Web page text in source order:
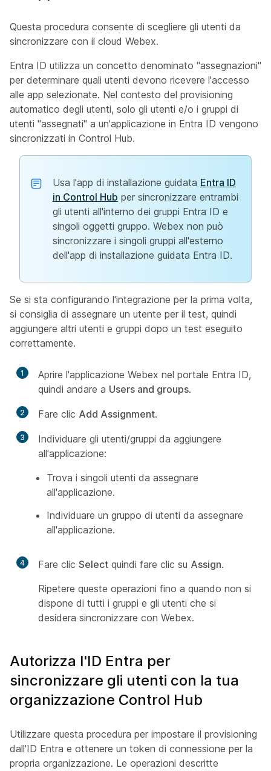
Questa procedura consente di scegliere gli utenti da
sincronizzare con il cloud Webex.
Entra ID utilizza un concetto denominato "assegnazioni"
per determinare quali utenti devono ricevere l'accesso
alle app selezionate. Nel contesto del provisioning
automatico degli utenti, solo gli utenti e/o i gruppi di
utenti "assegnati" a un'applicazione in Entra ID vengono
sincronizzati in Control Hub.
Usa l'app di installazione guidata Entra ID
in Control Hub per sincronizzare entrambi
gli utenti all'interno dei gruppi Entra ID e
singoli oggetti gruppo. Webex non può
sincronizzare i singoli gruppi all'esterno
dell'app di installazione guidata Entra ID.
Se si sta configurando l'integrazione per la prima volta,
si consiglia di assegnare un utente per il test, quindi
aggiungere altri utenti e gruppi dopo un test eseguito
correttamente.
1
Aprire l'applicazione Webex nel portale Entra ID,
quindi andare a Users and groups.
2 Fare clic Add Assignment.
3
Individuare gli utenti/gruppi da aggiungere
all'applicazione:
Trova i singoli utenti da assegnare
all'applicazione.
Individuare un gruppo di utenti da assegnare
all'applicazione.
4 Fare clic Select quindi fare clic su Assign.
Ripetere queste operazioni fino a quando non si
dispone di tutti i gruppi e gli utenti che si
desidera sincronizzare con Webex.
Autorizza l'ID Entra per
sincronizzare gli utenti con la tua
organizzazione Control Hub
Utilizzare questa procedura per impostare il provisioning
dall'ID Entra e ottenere un token di connessione per la
propria organizzazione. Le operazioni descritte